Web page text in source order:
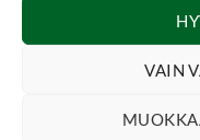
VAIN
voi viettää vapaa aikaa
terassilla kaupungin
joustavasta sekä